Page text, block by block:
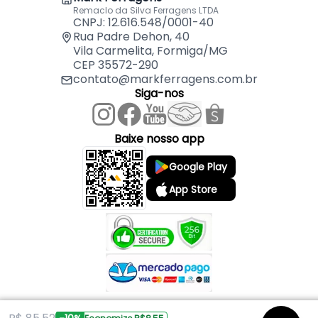
1 Suporte de Cabos com 4 Vãos
Remaclo da Silva Ferragens LTDA
CNPJ: 12.616.548/0001-40
Rua Padre Dehon, 40
Vila Carmelita, Formiga/MG
CEP 35572-290
contato@markferragens.com.br
Siga-nos
Baixe nosso app
Google Play
App Store